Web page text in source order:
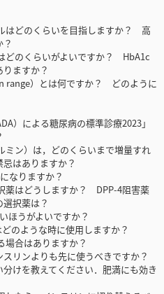
どのくらいを目指しますか？ 高
くらいがよいですか？ HbA1c
ますか？
）とは何ですか？ どのように
による糖尿病の標準診療2023」
）は，どのくらいまで増量すれ
はありますか？
りますか？
どうしますか？ DPP-4阻害薬
択薬は？
うがよいですか？
ような時に使用しますか？
合はありますか？
ンよりも先に使うべきですか？
を教えてください．肥満にも効き